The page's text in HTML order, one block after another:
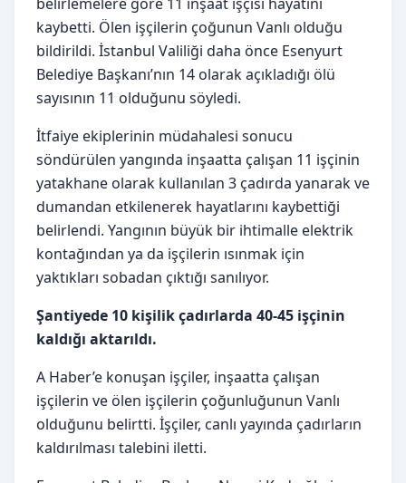
kaybetti. Ölen işçilerin çoğunun Vanlı olduğu
bildirildi. İstanbul Valiliği daha önce Esenyurt
Belediye Başkanı’nın 14 olarak açıkladığı ölü
sayısının 11 olduğunu söyledi.
İtfaiye ekiplerinin müdahalesi sonucu
söndürülen yangında inşaatta çalışan 11 işçinin
yatakhane olarak kullanılan 3 çadırda yanarak ve
dumandan etkilenerek hayatlarını kaybettiği
belirlendi. Yangının büyük bir ihtimalle elektrik
kontağından ya da işçilerin ısınmak için
yaktıkları sobadan çıktığı sanılıyor.
Şantiyede 10 kişilik çadırlarda 40-45 işçinin
kaldığı aktarıldı.
A Haber’e konuşan işçiler, inşaatta çalışan
işçilerin ve ölen işçilerin çoğunluğunun Vanlı
olduğunu belirtti. İşçiler, canlı yayında çadırların
kaldırılması talebini iletti.